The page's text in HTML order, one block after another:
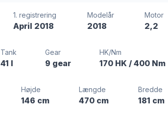
1. registrering
April 2018
Modelår
2018
Motor
2,2
Tank
41 l
Gear
9 gear
HK/Nm
170 HK/ 400 Nm
Højde
146 cm
Længde
470 cm
Bredde
181 cm